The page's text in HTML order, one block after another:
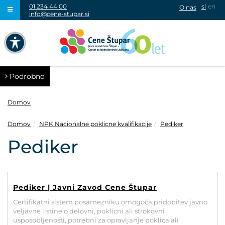
NAVIGACIJA PREKO TIPKOVNICE
01 234 44 00
info@cene-stupar.si
sl en
O nas
Podrobno
Domov
Domov NPK Nacionalne poklicne kvalifikacije Pediker
Pediker
Pediker | Javni Zavod Cene Štupar
Certifikatni sistem posamezniku omogoča pridobitev javno
veljavne listine o delovni, poklicni ali strokovni
usposobljenosti, potrebni za opravljanje poklica ali